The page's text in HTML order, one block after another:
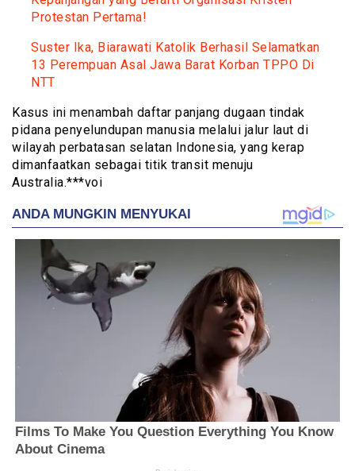
Protestan Pertama!
Suster Ika, Biarawati Katolik Berhasil Selamatkan
13 Perempuan Asal Jawa Barat Korban TPPO Di
NTT
Kasus ini menambah daftar panjang dugaan tindak
pidana penyelundupan manusia melalui jalur laut di
wilayah perbatasan selatan Indonesia, yang kerap
dimanfaatkan sebagai titik transit menuju
Australia.***voi